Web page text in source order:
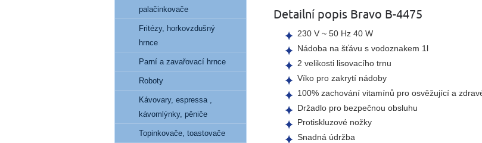
Detailní popis Bravo B-4475
230 V ~ 50 Hz 40 W
Nádoba na šťávu s vodoznakem 1l
2 velikosti lisovacího trnu
Víko pro zakrytí nádoby
100% zachování vitamínů pro osvěžující a
Držadlo pro bezpečnou obsluhu
Protiskluzové nožky
Snadná údržba
palačinkovače
Fritézy, horkovzdušný
hrnce
Parní a zavařovací hrnce
Roboty
Kávovary, espressa ,
kávomlýnky, pěniče
Topinkovače, toastovače